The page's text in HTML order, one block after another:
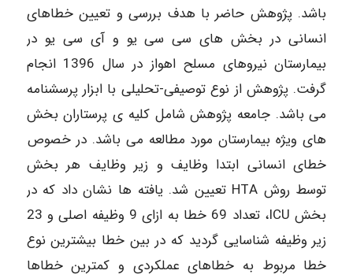
باشد. پژوهش حاضر با هدف بررسی و تعیین خطاهای
انسانی در بخش های سی سی یو و آی سی یو در
بیمارستان نیروهای مسلح اهواز در سال 1396 انجام
گرفت. پژوهش از نوع توصیفی-تحلیلی با ابزار پرسشنامه
می باشد. جامعه پژوهش شامل کلیه ی پرستاران بخش
های ویژه بیمارستان مورد مطالعه می باشد. در خصوص
خطای انسانی ابتدا وظایف و زیر وظایف هر بخش
توسط روش HTA تعیین شد. یافته ها نشان داد که در
بخش ICU، تعداد 69 خطا به ازای 9 وظیفه اصلی و 23
زیر وظیفه شناسایی گردید که در بین خطا بیشترین نوع
خطا مربوط به خطاهای عملکردی و کمترین خطاها